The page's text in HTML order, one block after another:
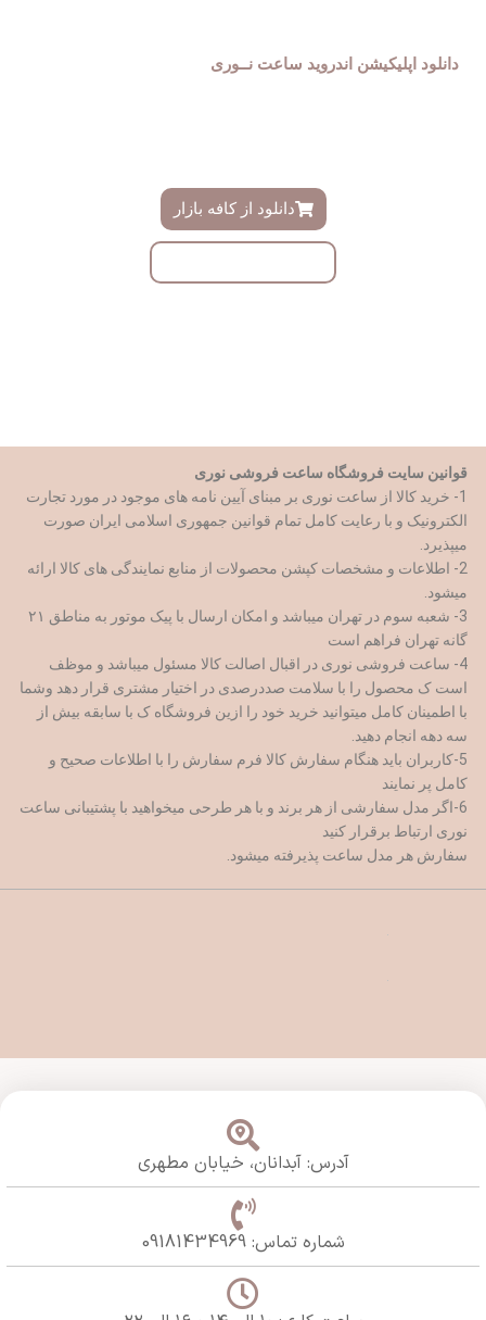
دانلود اپلیکیشن اندروید ساعت نــوری
دانلود از کافه بازار
قوانین سایت فروشگاه ساعت فروشی نوری
1- خرید کالا از ساعت نوری بر مبنای آیین نامه های موجود در مورد تجارت
الکترونیک و با رعایت کامل تمام قوانین جمهوری اسلامی ایران صورت
میپذیرد.
2- اطلاعات و مشخصات کپشن محصولات از منابع نمایندگی های کالا ارائه
میشود.
3- شعبه سوم در تهران میباشد و امکان ارسال با پیک موتور به مناطق ۲۱
گانه تهران فراهم است
4- ساعت فروشی نوری در اقبال اصالت کالا مسئول میباشد و موظف
است ک محصول را با سلامت صددرصدی در اختیار مشتری قرار دهد وشما
با اطمینان کامل میتوانید خرید خود را ازین فروشگاه ک با سابقه بیش از
سه دهه انجام دهید.
5-کاربران باید هنگام سفارش کالا فرم سفارش را با اطلاعات صحیح و
کامل پر نمایند
6-اگر مدل سفارشی از هر برند و با هر طرحی میخواهید با پشتیبانی ساعت
نوری ارتباط برقرار کنید
سفارش هر مدل ساعت پذیرفته میشود.
آدرس: آبدانان، خیابان مطهری
شماره تماس: 09181434969